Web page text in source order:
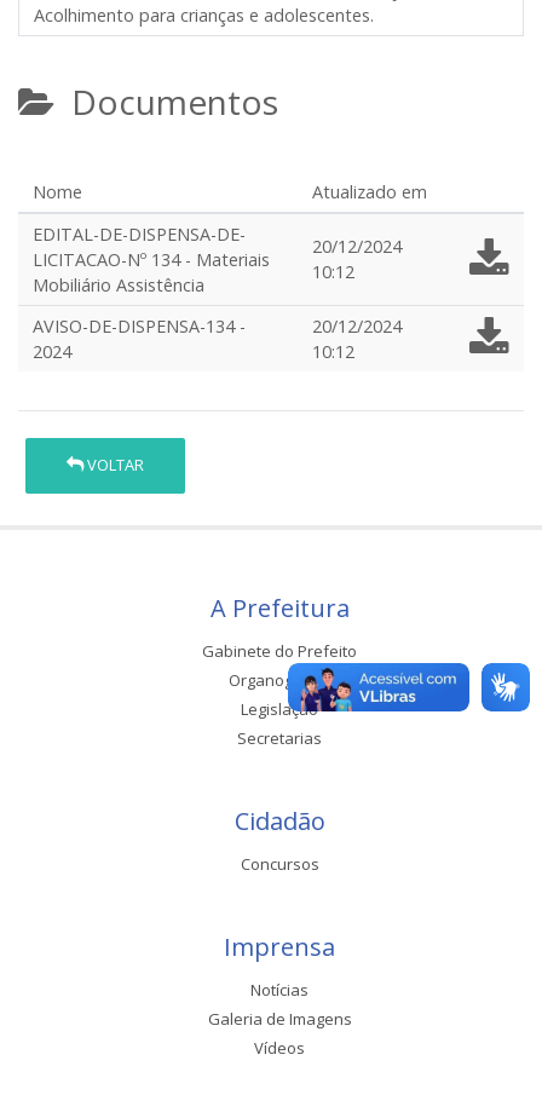
Acolhimento para crianças e adolescentes.
Documentos
Nome
Atualizado em
EDITAL-DE-DISPENSA-DE-
LICITACAO-Nº 134 - Materiais
Mobiliário Assistência
20/12/2024
10:12
AVISO-DE-DISPENSA-134 -
2024
20/12/2024
10:12
VOLTAR
A Prefeitura
Gabinete do Prefeito
Organograma
Legislação
Secretarias
Cidadão
Concursos
Imprensa
Notícias
Galeria de Imagens
Vídeos